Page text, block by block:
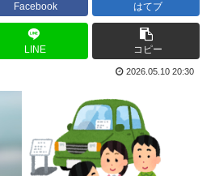
苗
中学生をナイフで脅し性的暴...
、日本人の税金使って日本人批判...
行した外国人が患う新たな症状「...
る甘いトマト、実はそこら辺のト...
ク」が自生 外国人「自分たちは...
見た事ない
Facebook はてブ
LINE コピー
2026.05.10 20:30